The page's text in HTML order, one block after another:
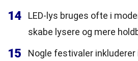
14
LED-lys bruges ofte i
skabe lysere og mere
15
Nogle festivaler